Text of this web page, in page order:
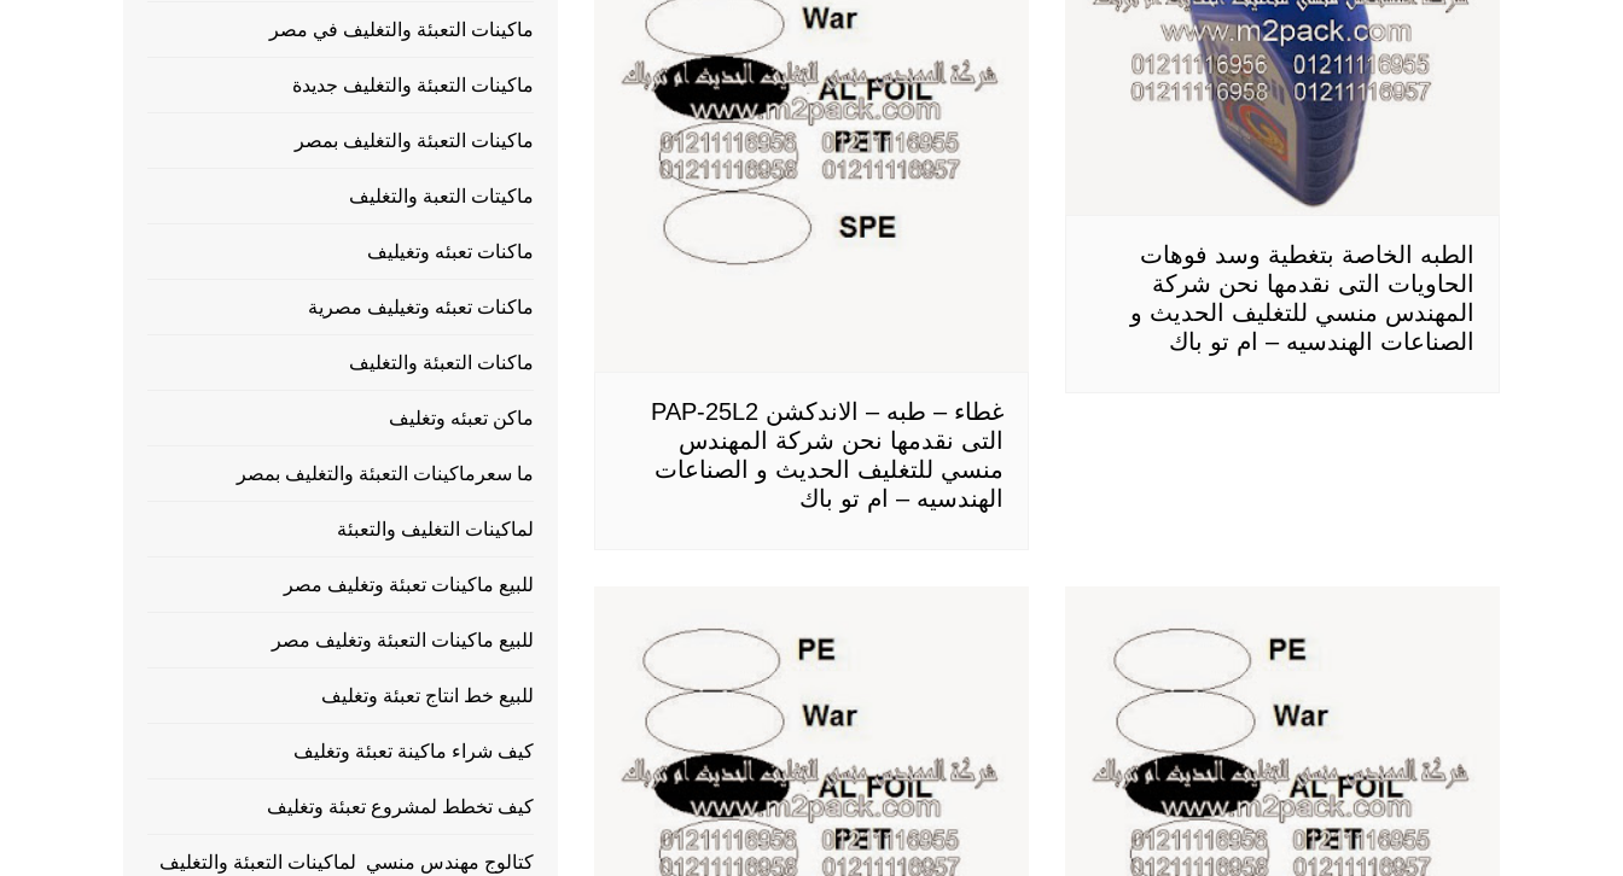
الطبه الخاصة بتغطية وسد فوهات
الحاويات التى نقدمها نحن شركة
المهندس منسي للتغليف الحديث و
الصناعات الهندسيه – ام تو باك
غطاء – طبه – الاندكشن PAP-25L2
التى نقدمها نحن شركة المهندس
منسي للتغليف الحديث و الصناعات
الهندسيه – ام تو باك
ماكينات التعبئة والتغليف في مصر
ماكينات التعبئة والتغليف جديدة
ماكينات التعبئة والتغليف بمصر
ماكيتات التعبة والتغليف
ماكنات تعبئه وتغيليف
ماكنات تعبئه وتغيليف مصرية
ماكنات التعبئة والتغليف
ماكن تعبئه وتغليف
ما سعرماكينات التعبئة والتغليف بمصر
لماكينات التغليف والتعبئة
للبيع ماكينات تعبئة وتغليف مصر
للبيع ماكينات التعبئة وتغليف مصر
للبيع خط انتاج تعبئة وتغليف
كيف شراء ماكينة تعبئة وتغليف
كيف تخطط لمشروع تعبئة وتغليف
كتالوج مهندس منسي لماكينات التعبئة والتغليف